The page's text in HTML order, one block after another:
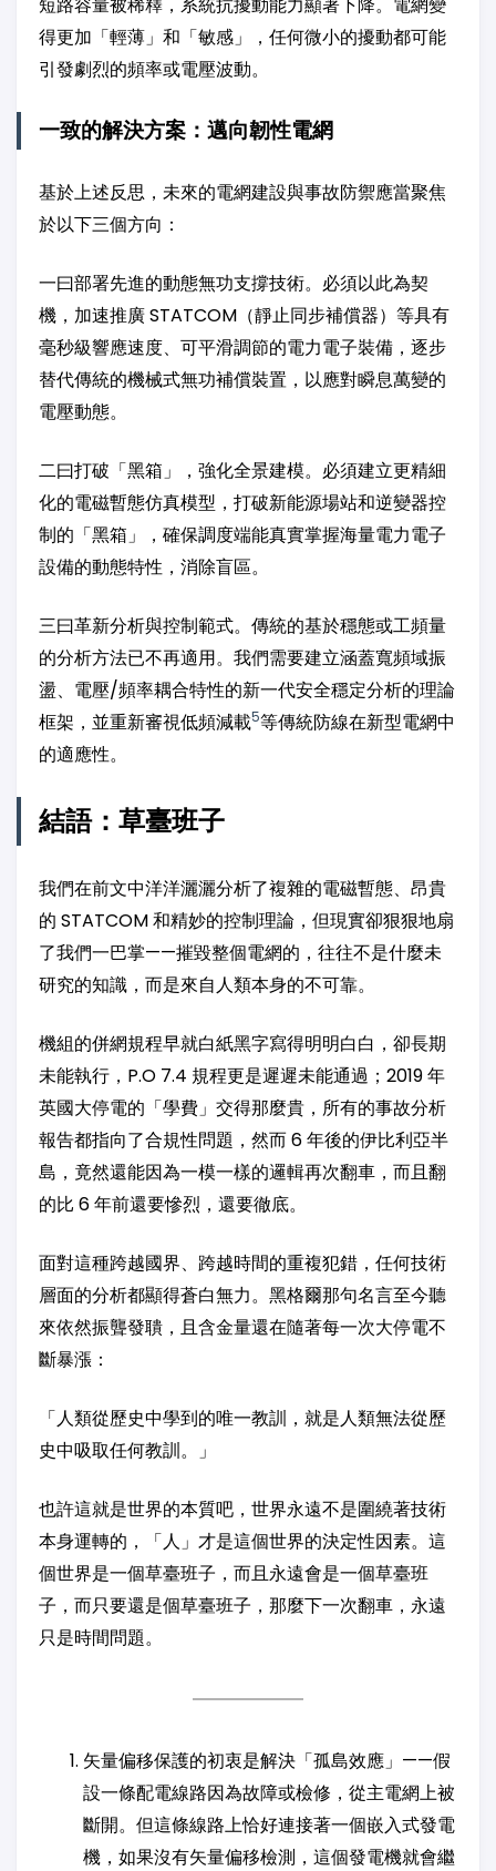
得更加「輕薄」和「敏感」，任何微小的擾動都可能
引發劇烈的頻率或電壓波動。
一致的解決方案：邁向韌性電網
基於上述反思，未來的電網建設與事故防禦應當聚焦
於以下三個方向：
一曰部署先進的動態無功支撐技術。必須以此為契
機，加速推廣 STATCOM（靜止同步補償器）等具有
毫秒級響應速度、可平滑調節的電力電子裝備，逐步
替代傳統的機械式無功補償裝置，以應對瞬息萬變的
電壓動態。
二曰打破「黑箱」，強化全景建模。必須建立更精細
化的電磁暫態仿真模型，打破新能源場站和逆變器控
制的「黑箱」，確保調度端能真實掌握海量電力電子
設備的動態特性，消除盲區。
三曰革新分析與控制範式。傳統的基於穩態或工頻量
的分析方法已不再適用。我們需要建立涵蓋寬頻域振
盪、電壓/頻率耦合特性的新一代安全穩定分析的理論
框架，並重新審視低頻減載5等傳統防線在新型電網中
的適應性。
結語：草臺班子
我們在前文中洋洋灑灑分析了複雜的電磁暫態、昂貴
的 STATCOM 和精妙的控制理論，但現實卻狠狠地扇
了我們一巴掌——摧毀整個電網的，往往不是什麼未
研究的知識，而是來自人類本身的不可靠。
機組的併網規程早就白紙黑字寫得明明白白，卻長期
未能執行，P.O 7.4 規程更是遲遲未能通過；2019 年
英國大停電的「學費」交得那麼貴，所有的事故分析
報告都指向了合規性問題，然而 6 年後的伊比利亞半
島，竟然還能因為一模一樣的邏輯再次翻車，而且翻
的比 6 年前還要慘烈，還要徹底。
面對這種跨越國界、跨越時間的重複犯錯，任何技術
層面的分析都顯得蒼白無力。黑格爾那句名言至今聽
來依然振聾發聵，且含金量還在隨著每一次大停電不
斷暴漲：
「人類從歷史中學到的唯一教訓，就是人類無法從歷
史中吸取任何教訓。」
也許這就是世界的本質吧，世界永遠不是圍繞著技術
本身運轉的，「人」才是這個世界的決定性因素。這
個世界是一個草臺班子，而且永遠會是一個草臺班
子，而只要還是個草臺班子，那麼下一次翻車，永遠
只是時間問題。
矢量偏移保護的初衷是解決「孤島效應」——假
設一條配電線路因為故障或檢修，從主電網上被
斷開。但這條線路上恰好連接著一個嵌入式發電
機，如果沒有矢量偏移檢測，這個發電機就會繼